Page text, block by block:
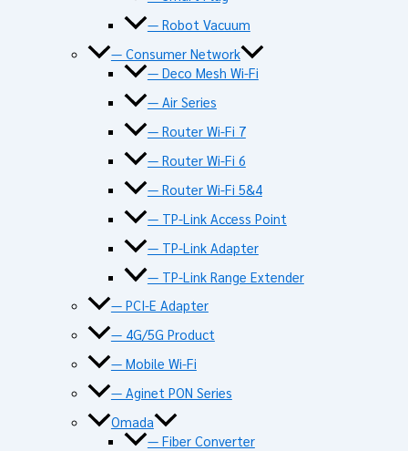
— Robot Vacuum
— Consumer Network
— Deco Mesh Wi-Fi
— Air Series
— Router Wi-Fi 7
— Router Wi-Fi 6
— Router Wi-Fi 5&4
— TP-Link Access Point
— TP-Link Adapter
— TP-Link Range Extender
— PCI-E Adapter
— 4G/5G Product
— Mobile Wi-Fi
— Aginet PON Series
Omada
— Fiber Converter